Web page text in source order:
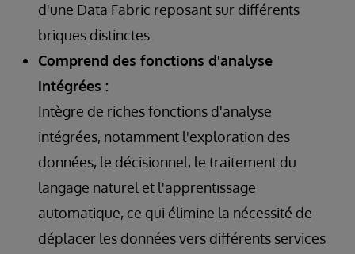
d'une Data Fabric reposant sur différents
briques distinctes.
Comprend des fonctions d'analyse
intégrées :
Intègre de riches fonctions d'analyse
intégrées, notamment l'exploration des
données, le décisionnel, le traitement du
langage naturel et l'apprentissage
automatique, ce qui élimine la nécessité de
déplacer les données vers différents services